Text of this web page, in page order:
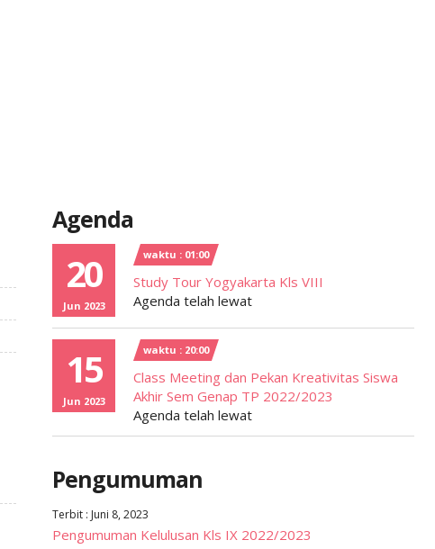
Agenda
20
Jun 2023
waktu : 01:00
Study Tour Yogyakarta Kls VIII
Agenda telah lewat
15
Jun 2023
waktu : 20:00
Class Meeting dan Pekan Kreativitas Siswa
Akhir Sem Genap TP 2022/2023
Agenda telah lewat
Pengumuman
Terbit : Juni 8, 2023
Pengumuman Kelulusan Kls IX 2022/2023